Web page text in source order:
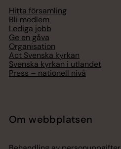
Hitta församling
Bli medlem
Lediga jobb
Ge en gåva
Organisation
Act Svenska kyrkan
Svenska kyrkan i utlandet
Press – nationell nivå
Om webbplatsen